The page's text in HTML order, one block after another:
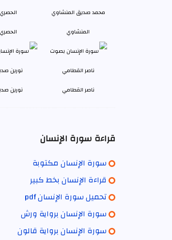
المنشاوي الحصري
ناصر القطامي نورين
قراءة سورة الإنسان
سورة الإنسان مكتوبة
قراءة الإنسان بخط كبير
تحميل سورة الإنسان pdf
سورة الإنسان برواية ورش
سورة الإنسان برواية قالون